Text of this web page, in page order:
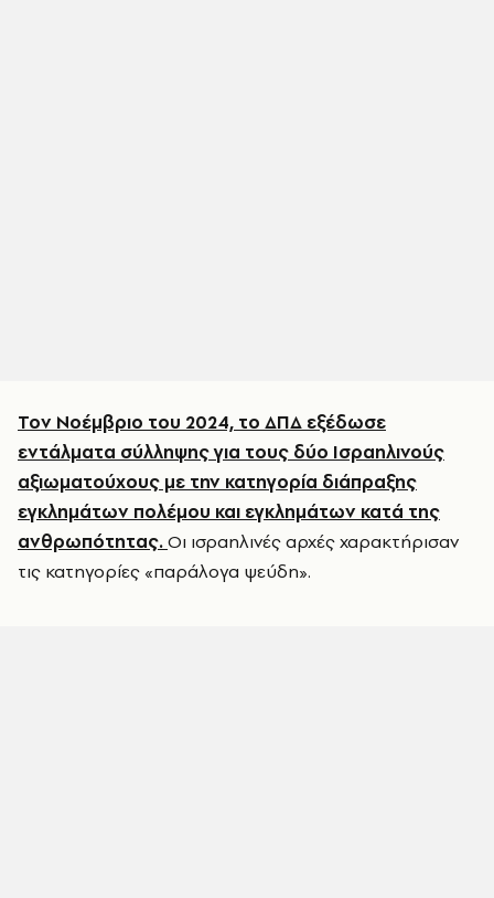
Τον Νοέμβριο του 2024, το ΔΠΔ εξέδωσε
εντάλματα σύλληψης για τους δύο Ισραηλινούς
αξιωματούχους με την κατηγορία διάπραξης
εγκλημάτων πολέμου και εγκλημάτων κατά της
ανθρωπότητας.Οι ισραηλινές αρχές χαρακτήρισαν
τις κατηγορίες «παράλογα ψεύδη».